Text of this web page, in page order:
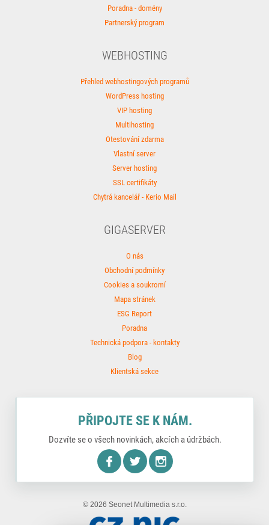
Poradna - domény
Partnerský program
WEBHOSTING
Přehled webhostingových programů
WordPress hosting
VIP hosting
Multihosting
Otestování zdarma
Vlastní server
Server hosting
SSL certifikáty
Chytrá kancelář - Kerio Mail
GIGASERVER
O nás
Obchodní podmínky
Cookies a soukromí
Mapa stránek
ESG Report
Poradna
Technická podpora - kontakty
Blog
Klientská sekce
PŘIPOJTE SE K NÁM.
Dozvíte se o všech novinkách, akcích a údržbách.
© 2026 Seonet Multimedia s.r.o.